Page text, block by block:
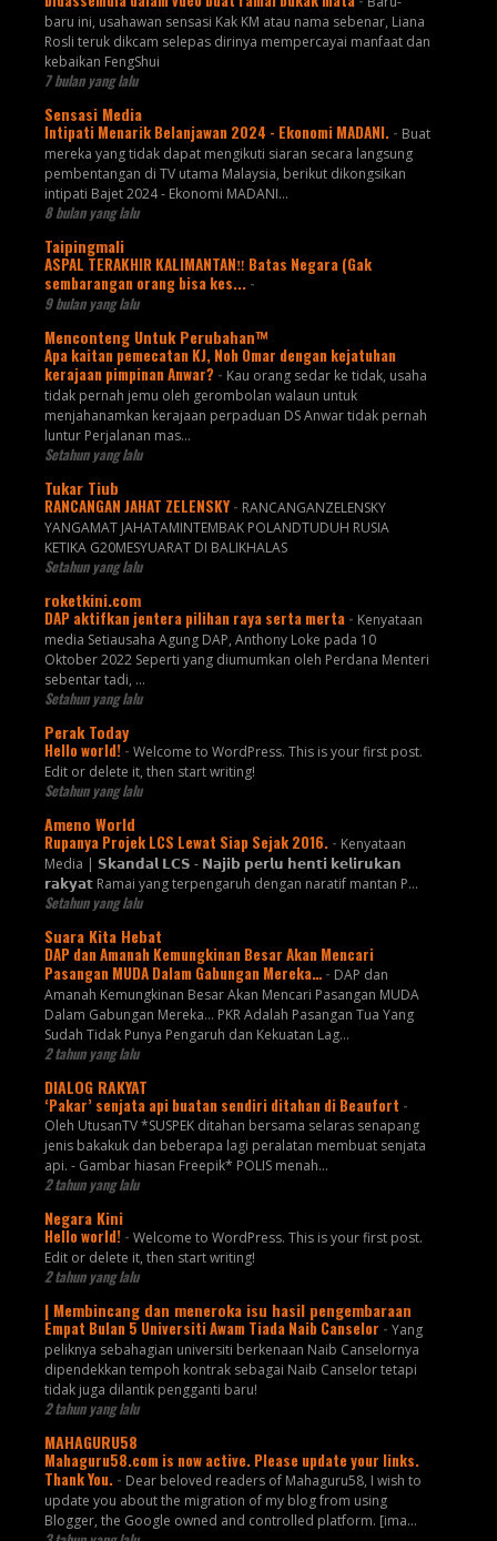
baru ini, usahawan sensasi Kak KM atau nama sebenar, Liana
Rosli teruk dikcam selepas dirinya mempercayai manfaat dan
kebaikan FengShui
7 bulan yang lalu
Sensasi Media
Intipati Menarik Belanjawan 2024 - Ekonomi MADANI. - Buat
mereka yang tidak dapat mengikuti siaran secara langsung
pembentangan di TV utama Malaysia, berikut dikongsikan
intipati Bajet 2024 - Ekonomi MADANI...
8 bulan yang lalu
Taipingmali
ASPAL TERAKHIR KALIMANTAN‼️ Batas Negara (Gak
sembarangan orang bisa kes... -
9 bulan yang lalu
Menconteng Untuk Perubahan™
Apa kaitan pemecatan KJ, Noh Omar dengan kejatuhan
kerajaan pimpinan Anwar? - Kau orang sedar ke tidak, usaha
tidak pernah jemu oleh gerombolan walaun untuk
menjahanamkan kerajaan perpaduan DS Anwar tidak pernah
luntur Perjalanan mas...
Setahun yang lalu
Tukar Tiub
RANCANGAN JAHAT ZELENSKY - RANCANGANZELENSKY
YANGAMAT JAHATAMINTEMBAK POLANDTUDUH RUSIA
KETIKA G20MESYUARAT DI BALIKHALAS
Setahun yang lalu
roketkini.com
DAP aktifkan jentera pilihan raya serta merta - Kenyataan
media Setiausaha Agung DAP, Anthony Loke pada 10
Oktober 2022 Seperti yang diumumkan oleh Perdana Menteri
sebentar tadi, …
Setahun yang lalu
Perak Today
Hello world! - Welcome to WordPress. This is your first post.
Edit or delete it, then start writing!
Setahun yang lalu
Ameno World
Rupanya Projek LCS Lewat Siap Sejak 2016. - Kenyataan
Media | 𝗦𝗸𝗮𝗻𝗱𝗮𝗹 𝗟𝗖𝗦 - 𝗡𝗮𝗷𝗶𝗯 𝗽𝗲𝗿𝗹𝘂 𝗵𝗲𝗻𝘁𝗶 𝗸𝗲𝗹𝗶𝗿𝘂𝗸𝗮𝗻
𝗿𝗮𝗸𝘆𝗮𝘁 Ramai yang terpengaruh dengan naratif mantan P...
Setahun yang lalu
Suara Kita Hebat
DAP dan Amanah Kemungkinan Besar Akan Mencari
Pasangan MUDA Dalam Gabungan Mereka… - DAP dan
Amanah Kemungkinan Besar Akan Mencari Pasangan MUDA
Dalam Gabungan Mereka… PKR Adalah Pasangan Tua Yang
Sudah Tidak Punya Pengaruh dan Kekuatan Lag...
2 tahun yang lalu
DIALOG RAKYAT
‘Pakar’ senjata api buatan sendiri ditahan di Beaufort -
Oleh UtusanTV *SUSPEK ditahan bersama selaras senapang
jenis bakakuk dan beberapa lagi peralatan membuat senjata
api. - Gambar hiasan Freepik* POLIS menah...
2 tahun yang lalu
Negara Kini
Hello world! - Welcome to WordPress. This is your first post.
Edit or delete it, then start writing!
2 tahun yang lalu
| Membincang dan meneroka isu hasil pengembaraan
Empat Bulan 5 Universiti Awam Tiada Naib Canselor - Yang
peliknya sebahagian universiti berkenaan Naib Canselornya
dipendekkan tempoh kontrak sebagai Naib Canselor tetapi
tidak juga dilantik pengganti baru!
2 tahun yang lalu
MAHAGURU58
Mahaguru58.com is now active. Please update your links.
Thank You. - Dear beloved readers of Mahaguru58, I wish to
update you about the migration of my blog from using
Blogger, the Google owned and controlled platform. [ima...